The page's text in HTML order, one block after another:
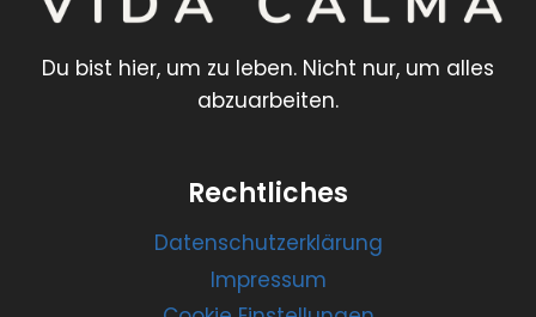
Du bist hier, um zu leben. Nicht nur, um alles
abzuarbeiten.
Rechtliches
Datenschutzerklärung
Impressum